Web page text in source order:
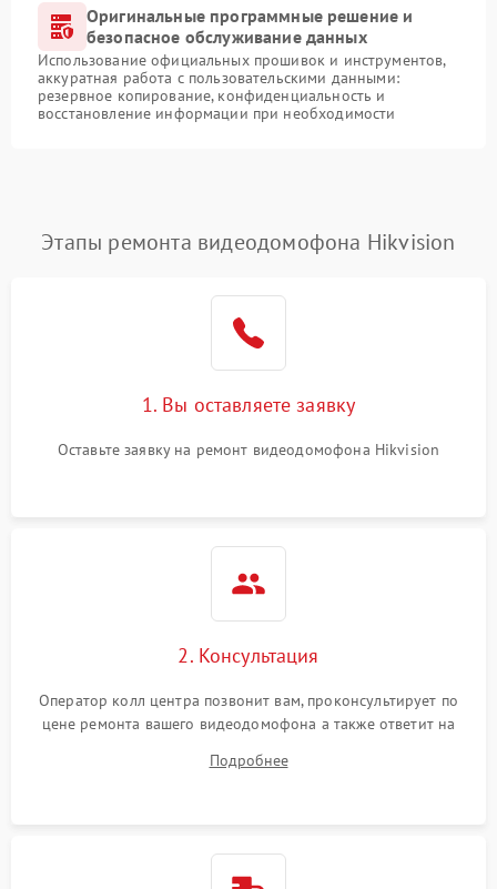
Оригинальные программные решение и
безопасное обслуживание данных
Использование официальных прошивок и инструментов,
аккуратная работа с пользовательскими данными:
резервное копирование, конфиденциальность и
восстановление информации при необходимости
Этапы ремонта видеодомофона Hikvision
1. Вы оставляете заявку
Оставьте заявку на ремонт видеодомофона Hikvision
2. Консультация
Оператор колл центра позвонит вам, проконсультирует по
цене ремонта вашего видеодомофона а также ответит на
Подробнее